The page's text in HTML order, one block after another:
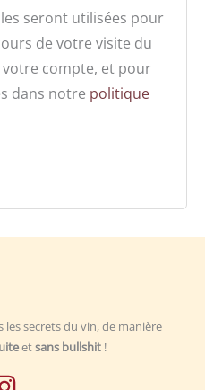
seront utilisées pour
de votre visite du
votre compte, et pour
dans notre politique
les secrets du vin, de manière
etsans bullshit !